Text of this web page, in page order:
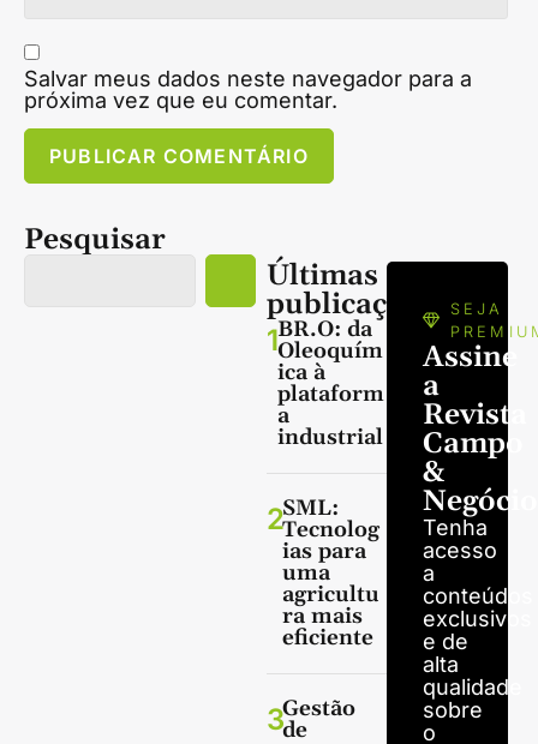
Salvar meus dados neste navegador para a
próxima vez que eu comentar.
Pesquisar
Últimas
publicações
1BR.O: da
Oleoquím
ica à
plataform
a
industrial
2SML:
Tecnolog
ias para
uma
agricultu
ra mais
eficiente
3Gestão
de
SEJA
Assine
a
Revista
Campo
&
Tenha
acesso
a
conteúdos
exclusivos
e de
alta
qualidade
sobre
o